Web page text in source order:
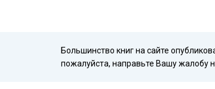
Большинство книг на сайте
пожалуйста, направьте Вашу жалобу